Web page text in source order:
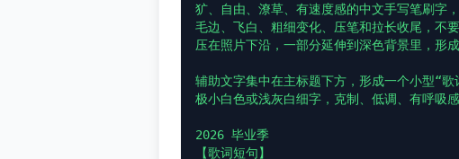
犷、自由、潦草、有速度感的中文手写笔刷字
毛边、飞白、粗细变化、压笔和拉长收尾，不
压在照片下沿，一部分延伸到深色背景里，形成
辅助文字集中在主标题下方，形成一个小型“
极小白色或浅灰白细字，克制、低调、有呼吸
2026 毕业季
【歌词短句】